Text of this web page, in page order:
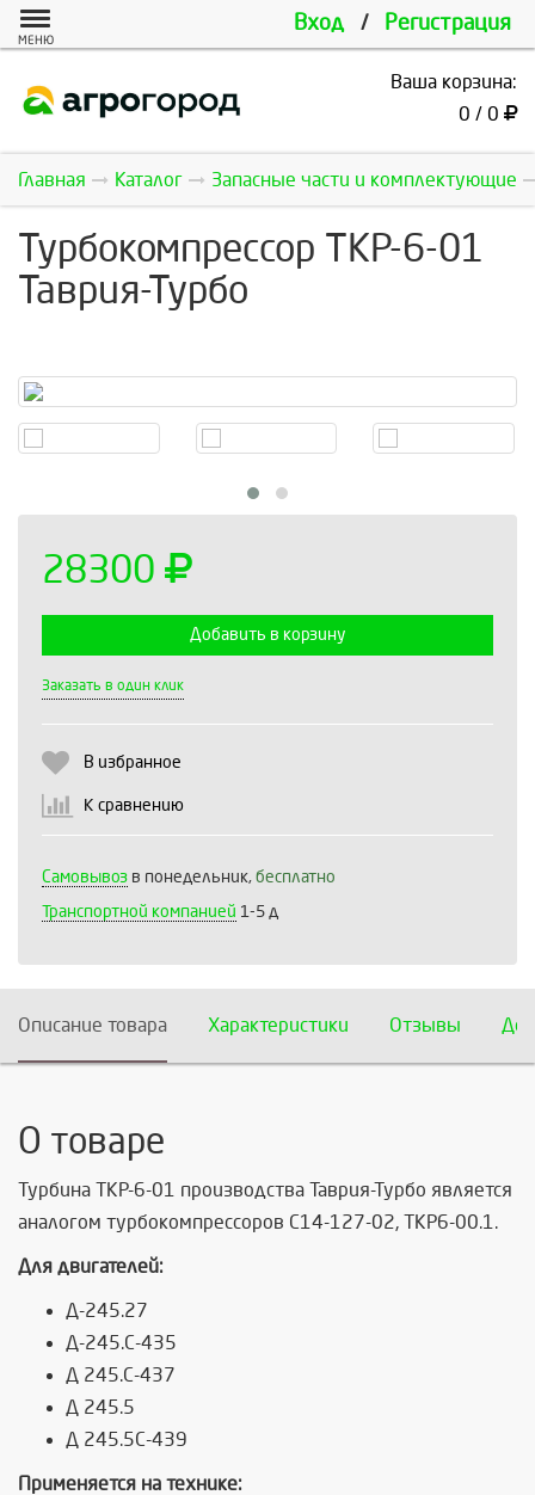
Вход / Регистрация
МЕНЮ
Ваша корзина:
0 / 0
Главная Каталог Запасные части и комплектующие
Турбокомпрессор ТКР-6-01
Таврия-Турбо
28300
Добавить в корзину
Заказать в один клик
В избранное
К сравнению
Самовывоз в понедельник, бесплатно
Транспортной компанией 1-5 д
Описание товара Характеристики Отзывы
О товаре
Турбина ТКР-6-01 производства Таврия-Турбо является
аналогом турбокомпрессоров С14-127-02, ТКР6-00.1.
Для двигателей:
Д-245.27
Д-245.С-435
Д 245.С-437
Д 245.5
Д 245.5С-439
Применяется на технике: